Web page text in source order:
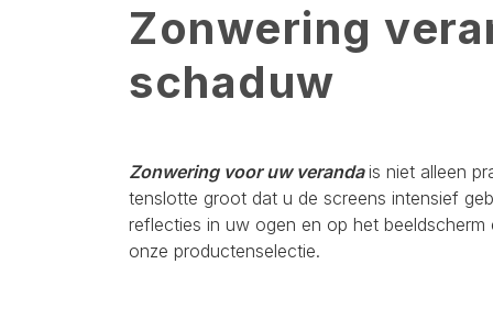
Zonwering
schaduw
Zonwering voor uw verandais niet alleen
tenslotte groot dat u de screens intensief
reflecties in uw ogen en op het
onze productenselectie.